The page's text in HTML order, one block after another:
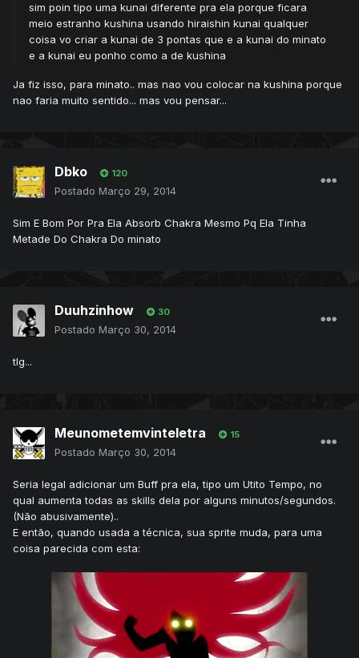
sim poin tipo uma kunai diferente pra ela porque ficara
meio estranho kushina usando hiraishin kunai qualquer
coisa vo criar a kunai de 3 pontas que e a kunai do minato
e a kunai eu ponho como a de kushina
Ja fiz isso, para minato.. mas nao vou colocar na kushina porque
nao faria muito sentido... mas vou pensar...
Dbko 120
Postado Março 29, 2014
Sim E Bom Por Pra Ela Absorb Chakra Mesmo Pq Ela Tinha
Metade Do Chakra Do minato
Duuhzinhow 30
Postado Março 30, 2014
tlg...
Meunometemvinteletra 15
Postado Março 30, 2014
Seria legal adicionar um Buff pra ela, tipo um Utito Tempo, no
qual aumenta todas as skills dela por alguns minutos/segundos.
(Não abusivamente)..
E então, quando usada a técnica, sua sprite muda, para uma
coisa parecida com esta: